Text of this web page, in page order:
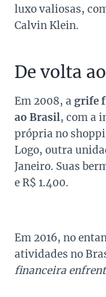
luxo valiosas,
Calvin Klein.
De volta
Em 2008, a grife
ao Brasil, com a
própria no
Logo, outra
Janeiro. Suas
e R$ 1.400.
Em 2016, no
atividades no
financeira